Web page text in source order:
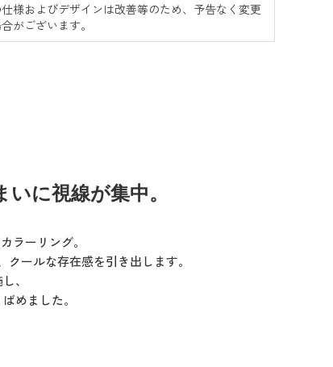
様およびデザインは改善等のため、予告なく変更
がございます。
に視線が集中。
ラーリング。
ールな存在感を引き出します。
、
めました。